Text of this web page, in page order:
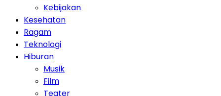
Kebijakan
Kesehatan
Ragam
Teknologi
Hiburan
Musik
Film
Teater